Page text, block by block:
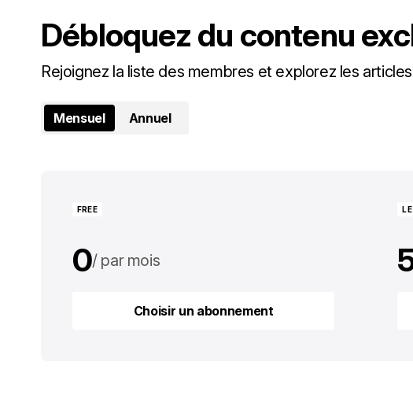
Débloquez du contenu
Rejoignez la liste des membres et explorez les
Mensuel Annuel
FREE
0 par mois
par anChoisir un abonnement